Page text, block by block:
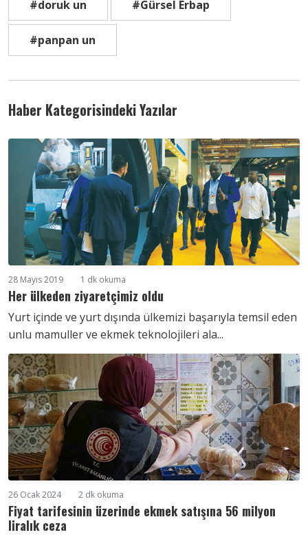
#doruk un #Gürsel Erbap
#panpan un
Haber Kategorisindeki Yazılar
28 Mayıs 2019 1 dk okuma
Her ülkeden ziyaretçimiz oldu
Yurt içinde ve yurt dışında ülkemizi başarıyla temsil eden
unlu mamuller ve ekmek teknolojileri ala...
26 Ocak 2024 2 dk okuma
Fiyat tarifesinin üzerinde ekmek satışına 56 milyon
liralık ceza